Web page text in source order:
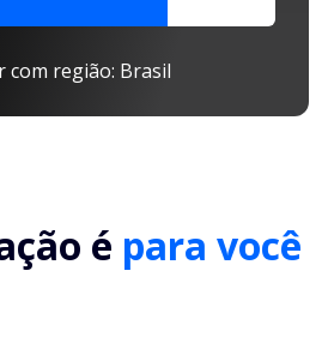
com região: Brasil
é para você